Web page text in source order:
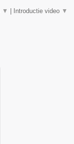
▼ Introductie video ▼